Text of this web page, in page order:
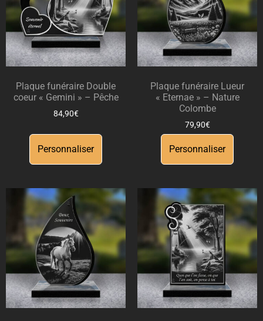
Plaque funéraire Double
coeur « Gemini » – Pêche
84,90€
Personnaliser
Plaque funéraire Lueur
« Eternae » – Nature
Colombe
79,90€
Personnaliser